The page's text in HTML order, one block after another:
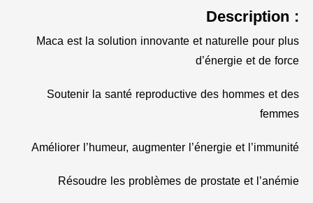
Description :
Maca est la solution innovante et naturelle pour plus
d’énergie et de force
Soutenir la santé reproductive des hommes et des
femmes
Améliorer l’humeur, augmenter l’énergie et l’immunité
Résoudre les problèmes de prostate et l’anémie